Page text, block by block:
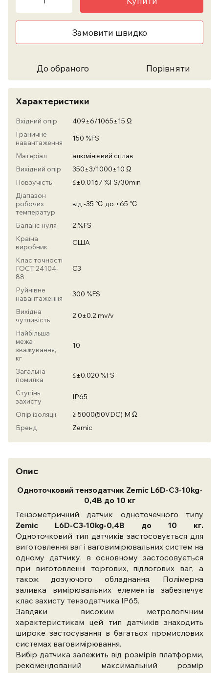
Замовити швидко
До обраного Порівняти
Характеристики
Вхідний опір
409±6/1065±15 Ω
Граничне
навантаження
150 %FS
Матеріал
алюмінієвий сплав
Вихідний опір
350±3/1000±10 Ω
Повзучість
≤±0.0167 %FS/30min
Діапазон
робочих
температур
від -35 ℃ до +65 ℃
Баланс нуля
2 %FS
Країна
виробник
США
Клас точності
ГОСТ 24104-
88
C3
Руйнівне
навантаження
300 %FS
Вихідна
чутливість
2.0±0.2 mv/v
Найбільша
межа
зважування,
кг
10
Загальна
помилка
≤±0.020 %FS
Ступінь
захисту
IP65
Опір ізоляції
≥ 5000(50VDC) M Ω
Бренд
Zemic
Опис
Одноточковий тензодатчик Zemic L6D-C3-10kg-
0,4B до 10 кг
Тензометричний датчик одноточечного типу
Zemic L6D-C3-10kg-0,4B до 10 кг.
Одноточковий тип датчиків застосовується для
виготовлення ваг і ваговимірювальних систем на
одному датчику, в основному застосовується
при виготовленні торгових, підлогових ваг, а
також дозуючого обладнання. Полімерна
заливка вимірювальних елементів забезпечує
клас захисту тензодатчика IP65.
Завдяки високим метрологічним
характеристикам цей тип датчиків знаходить
широке застосування в багатьох промислових
системах ваговимірювання.
Вибір датчика залежить від розмірів платформи,
рекомендований максимальний розмір